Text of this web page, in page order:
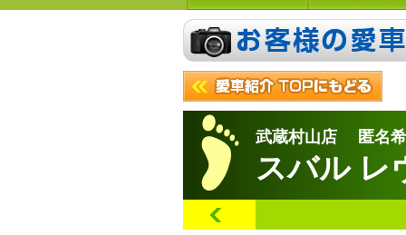
武蔵村山店 匿名
スバル レ